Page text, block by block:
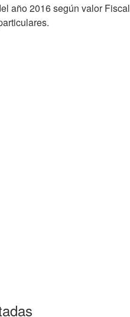
año 2016 según valor Fiscal